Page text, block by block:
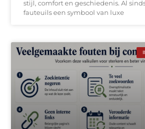
stijl, comfort en geschiedenis. Al
fauteuils een symbool van luxe